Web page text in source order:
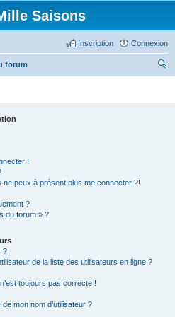
Saisons
Connexion
Inscription
forum
!
ne peux à présent plus me connecter ?!
?
du forum » ?
?
de la liste des utilisateurs en ligne ?
toujours pas correcte !
mon nom d’utilisateur ?